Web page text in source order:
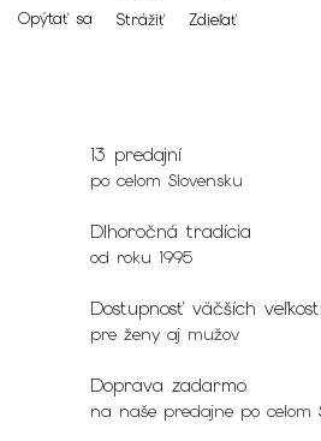
Opýtať sa Strážiť Zdieľať
13 predajní
po celom Slovensku
Dlhoročná tradícia
od roku 1995
Dostupnosť väčších
pre ženy aj mužov
Doprava zadarmo
na naše predajne po celom